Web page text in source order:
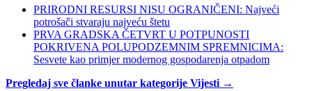
PRIRODNI RESURSI NISU OGRANIČENI: Najveći
potrošači stvaraju najveću štetu
PRVA GRADSKA ČETVRT U POTPUNOSTI
POKRIVENA POLUPODZEMNIM SPREMNICIMA:
Sesvete kao primjer modernog gospodarenja otpadom
Pregledaj sve članke unutar kategorije Vijesti →